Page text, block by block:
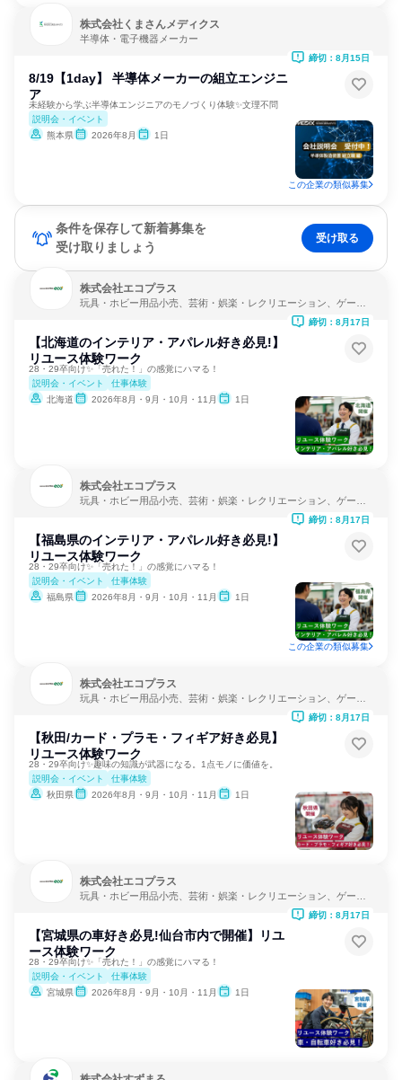
株式会社くまさんメディクス
半導体・電子機器メーカー
8/19【1day】 半導体メーカーの組立エンジニ
ア
未経験から学ぶ半導体エンジニアのモノづくり体験✨文理不問
説明会・イベント
熊本県
2026年8月 1日
締切：8月15日
この企業の類似募集
条件を保存して新着募集を
受け取りましょう
受け取る
株式会社エコプラス
玩具・ホビー用品小売、芸術・娯楽・レクリエーション、ゲーム
【北海道のインテリア・アパレル好き必見!】
リユース体験ワーク
28・29卒向け✨「売れた！」の感覚にハマる！
説明会・イベント
仕事体験
北海道
2026年8月・9月・10月・11月 1日
締切：8月17日
株式会社エコプラス
玩具・ホビー用品小売、芸術・娯楽・レクリエーション、ゲーム
【福島県のインテリア・アパレル好き必見!】
リユース体験ワーク
28・29卒向け✨「売れた！」の感覚にハマる！
説明会・イベント
仕事体験
福島県
2026年8月・9月・10月・11月 1日
締切：8月17日
この企業の類似募集
株式会社エコプラス
玩具・ホビー用品小売、芸術・娯楽・レクリエーション、ゲーム
【秋田/カード・プラモ・フィギア好き必見】
リユース体験ワーク
28・29卒向け✨趣味の知識が武器になる。1点モノに価値を。
説明会・イベント
仕事体験
秋田県
2026年8月・9月・10月・11月 1日
締切：8月17日
株式会社エコプラス
玩具・ホビー用品小売、芸術・娯楽・レクリエーション、ゲーム
【宮城県の車好き必見!仙台市内で開催】リユ
ース体験ワーク
28・29卒向け✨「売れた！」の感覚にハマる！
説明会・イベント
仕事体験
宮城県
2026年8月・9月・10月・11月 1日
締切：8月17日